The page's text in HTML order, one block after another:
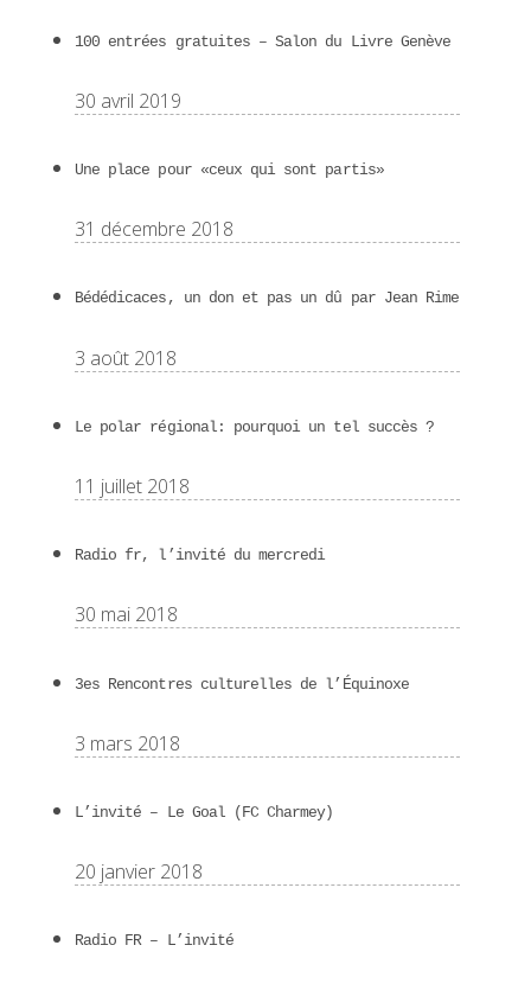
100 entrées gratuites – Salon du Livre Genève
30 avril 2019
Une place pour «ceux qui sont partis»
31 décembre 2018
Bédédicaces, un don et pas un dû par Jean Rime
3 août 2018
Le polar régional: pourquoi un tel succès ?
11 juillet 2018
Radio fr, l’invité du mercredi
30 mai 2018
3es Rencontres culturelles de l’Équinoxe
3 mars 2018
L’invité – Le Goal (FC Charmey)
20 janvier 2018
Radio FR – L’invité